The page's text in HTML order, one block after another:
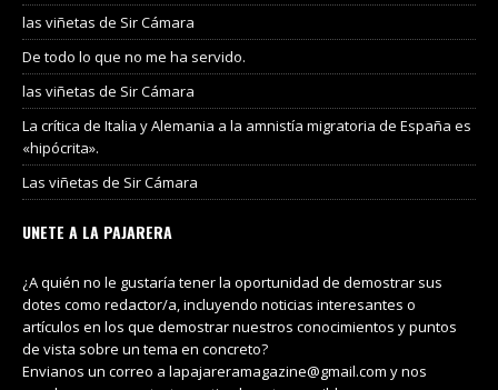
las viñetas de Sir Cámara
De todo lo que no me ha servido.
las viñetas de Sir Cámara
La crítica de Italia y Alemania a la amnistía migratoria de España es
«hipócrita».
Las viñetas de Sir Cámara
UNETE A LA PAJARERA
¿A quién no le gustaría tener la oportunidad de demostrar sus
dotes como redactor/a, incluyendo noticias interesantes o
artículos en los que demostrar nuestros conocimientos y puntos
de vista sobre un tema en concreto?
Envianos un correo a lapajareramagazine@gmail.com y nos